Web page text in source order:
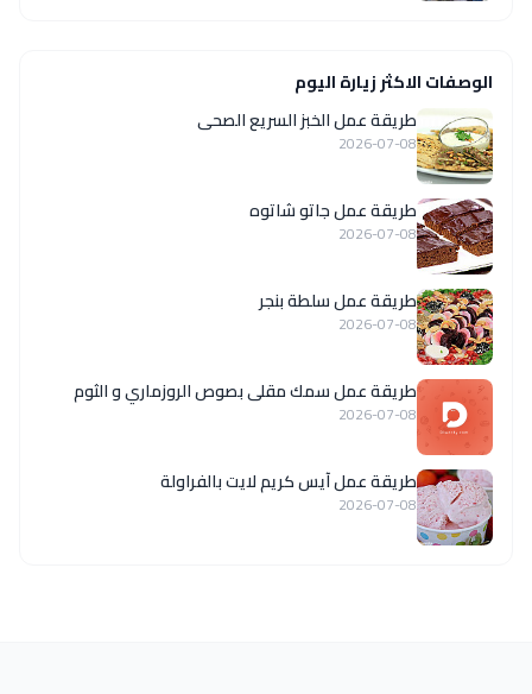
الوصفات الاكثر زيارة اليوم
طريقة عمل الخبز السريع الصحى
2026-07-08
طريقة عمل جاتو شاتوه
2026-07-08
طريقة عمل سلطة بنجر
2026-07-08
طريقة عمل سمك مقلى بصوص الروزماري و الثوم
2026-07-08
طريقة عمل آيس كريم لايت بالفراولة
2026-07-08